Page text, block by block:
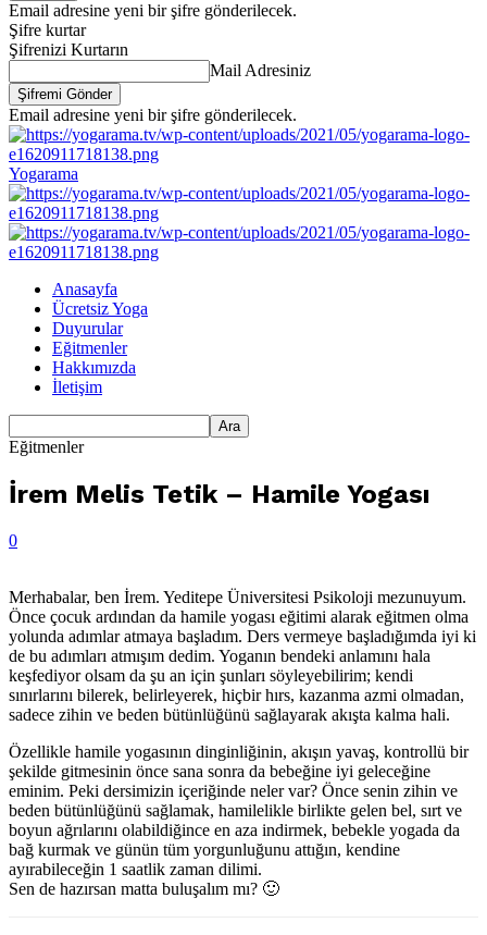
Email adresine yeni bir şifre gönderilecek.
Şifre kurtar
Şifrenizi Kurtarın
Mail Adresiniz
Email adresine yeni bir şifre gönderilecek.
Yogarama
Anasayfa
Ücretsiz Yoga
Duyurular
Eğitmenler
Hakkımızda
İletişim
Eğitmenler
İrem Melis Tetik – Hamile Yogası
0
Merhabalar, ben İrem. Yeditepe Üniversitesi Psikoloji mezunuyum.
Önce çocuk ardından da hamile yogası eğitimi alarak eğitmen olma
yolunda adımlar atmaya başladım. Ders vermeye başladığımda iyi ki
de bu adımları atmışım dedim. Yoganın bendeki anlamını hala
keşfediyor olsam da şu an için şunları söyleyebilirim; kendi
sınırlarını bilerek, belirleyerek, hiçbir hırs, kazanma azmi olmadan,
sadece zihin ve beden bütünlüğünü sağlayarak akışta kalma hali.
Özellikle hamile yogasının dinginliğinin, akışın yavaş, kontrollü bir
şekilde gitmesinin önce sana sonra da bebeğine iyi geleceğine
eminim. Peki dersimizin içeriğinde neler var? Önce senin zihin ve
beden bütünlüğünü sağlamak, hamilelikle birlikte gelen bel, sırt ve
boyun ağrılarını olabildiğince en aza indirmek, bebekle yogada da
bağ kurmak ve günün tüm yorgunluğunu attığın, kendine
ayırabileceğin 1 saatlik zaman dilimi.
Sen de hazırsan matta buluşalım mı? 🙂